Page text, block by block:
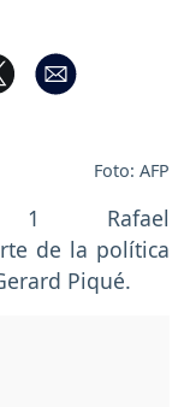
Foto: AFP
Rafael
de la política
Piqué.